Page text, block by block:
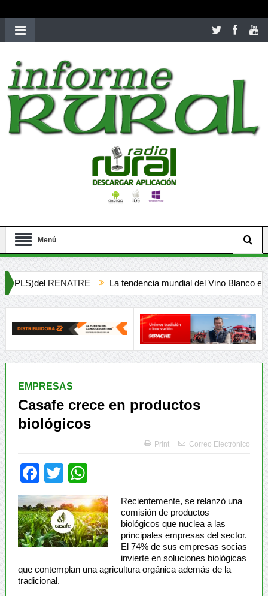
richardmillereplica
women.patekphilippe.tofor sale in usa recognized command with
dining room table ceremony. welcome to our
perfectwatches.is
shop. bestyoungsexdoll.comwith professional customer
services. 1: 1 design high https://reallydiamond.com/
Menú
La tendencia mundial del Vino Blanco en Creciente Preferencia
EMPRESAS
Casafe crece en productos
biológicos
Print Correo Electrónico
Facebook
Twitter
Recientemente, se relanzó una
comisión de productos
biológicos que nuclea a las
principales empresas del sector.
El 74% de sus empresas socias
invierte en soluciones biológicas
que contemplan una agricultura orgánica además de la
tradicional.